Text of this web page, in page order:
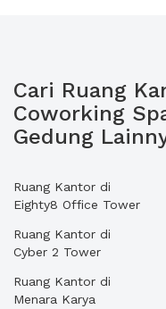
Cari Ruang
Coworking
Gedung
Ruang Kantor di
Eighty8 Office Tower
Ruang Kantor di
Cyber 2 Tower
Ruang Kantor di
Menara Karya